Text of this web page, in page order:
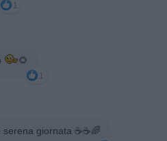
1
🌻
1
giornata ☕️☕️🌈